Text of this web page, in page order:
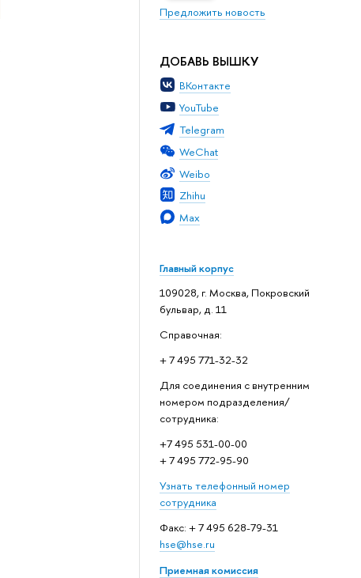
Предложить новость
ДОБАВЬ ВЫШКУ
ВКонтакте
YouTube
Telegram
WeChat
Weibo
Zhihu
Max
Главный корпус
109028, г. Москва, Покровский
бульвар, д. 11
Справочная:
+ 7 495 771-32-32
Для соединения с внутренним
номером подразделения/
сотрудника:
+7 495 531-00-00
+ 7 495 772-95-90
Узнать телефонный номер
сотрудника
Факс: + 7 495 628-79-31
hse@hse.ru
Приемная комиссия